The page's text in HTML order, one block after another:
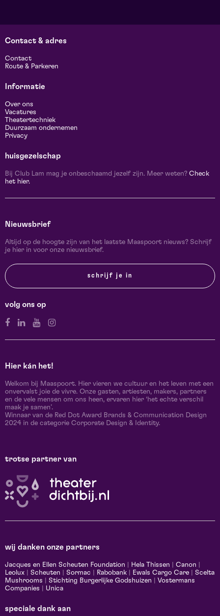
Contact & adres
Contact
Route & Parkeren
Informatie
Over ons
Vacatures
Theatertechniek
Duurzaam ondernemen
Privacy
huisgezelschap
Bij Club Lam mag je onbeschaamd jezelf zijn. Meer weten? Check
het hier.
Nieuwsbrief
Altijd op de hoogte zijn van het laatste Maaspoort nieuws? Schrijf
je hier in voor onze nieuwsbrief.
schrijf je in
volg ons op
Hier kán het!
Welkom bij Maaspoort. Hier vieren we cultuur en het leven met een
onvervalst joie de vivre. Onze gasten, artiesten, makers, partners
en de vele mensen om ons heen, ervaren hier ‘het echte verschil
maak je samen’.
Winnaar van de Red Dot Award Brands & Communication Design
2024 in de categorie Corporate Design & Identity.
trotse partner van
wij danken onze partners
Jacques en Ellen Scheuten Foundation Hela Thissen Canon
Leolux
Scheuten Sormac Rabobank Ewals Cargo Care
Scelta
Mushrooms
Stichting Burgerlijke Godshuizen
Vostermans
Companies
Unica
speciale dank aan